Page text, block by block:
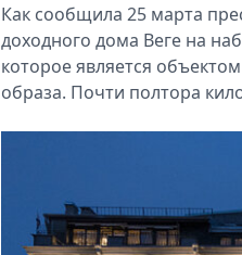
Как сообщила 25 марта
доходного дома Веге на
которое является
образа. Почти полтора